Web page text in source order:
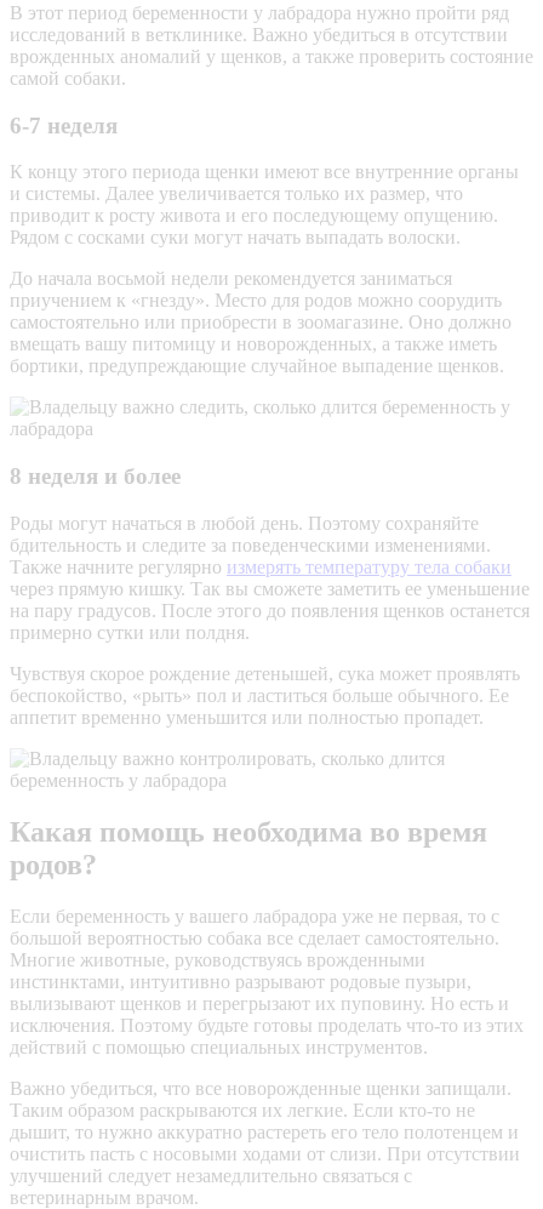
В этот период беременности у лабрадора нужно пройти ряд
исследований в ветклинике. Важно убедиться в отсутствии
врожденных аномалий у щенков, а также проверить состояние
самой собаки.
6-7 неделя
К концу этого периода щенки имеют все внутренние органы
и системы. Далее увеличивается только их размер, что
приводит к росту живота и его последующему опущению.
Рядом с сосками суки могут начать выпадать волоски.
До начала восьмой недели рекомендуется заниматься
приучением к «гнезду». Место для родов можно соорудить
самостоятельно или приобрести в зоомагазине. Оно должно
вмещать вашу питомицу и новорожденных, а также иметь
бортики, предупреждающие случайное выпадение щенков.
8 неделя и более
Роды могут начаться в любой день. Поэтому сохраняйте
бдительность и следите за поведенческими изменениями.
Также начните регулярно измерять температуру тела собаки
через прямую кишку. Так вы сможете заметить ее уменьшение
на пару градусов. После этого до появления щенков останется
примерно сутки или полдня.
Чувствуя скорое рождение детенышей, сука может проявлять
беспокойство, «рыть» пол и ластиться больше обычного. Ее
аппетит временно уменьшится или полностью пропадет.
Какая помощь необходима во время
родов?
Если беременность у вашего лабрадора уже не первая, то с
большой вероятностью собака все сделает самостоятельно.
Многие животные, руководствуясь врожденными
инстинктами, интуитивно разрывают родовые пузыри,
вылизывают щенков и перегрызают их пуповину. Но есть и
исключения. Поэтому будьте готовы проделать что-то из этих
действий с помощью специальных инструментов.
Важно убедиться, что все новорожденные щенки запищали.
Таким образом раскрываются их легкие. Если кто-то не
дышит, то нужно аккуратно растереть его тело полотенцем и
очистить пасть с носовыми ходами от слизи. При отсутствии
улучшений следует незамедлительно связаться с
ветеринарным врачом.